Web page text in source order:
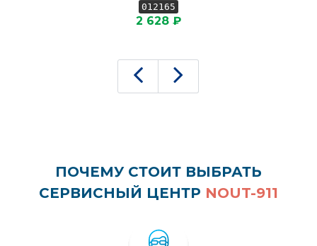
012165
2 628 ₽
ПОЧЕМУ СТОИТ ВЫБРАТЬ
СЕРВИСНЫЙ ЦЕНТР NOUT-911